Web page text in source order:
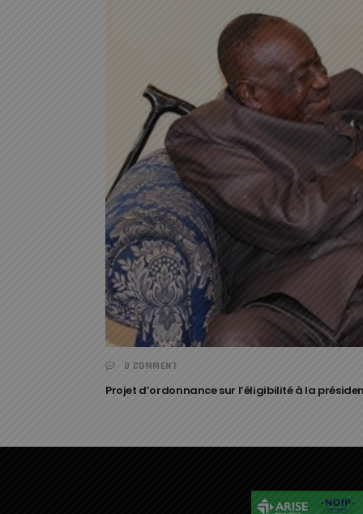
0 COMMENT
Projet d’ordonnance sur l’éligibilité à la